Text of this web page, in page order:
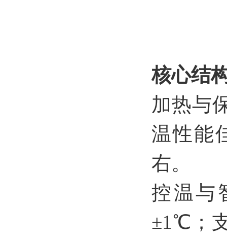
核心结
加热与
温性能
右。
控温与
±1℃；